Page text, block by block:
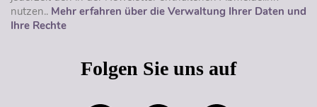
nutzen.. Mehr erfahren über die Verwaltung Ihrer Daten und
Ihre Rechte
Folgen Sie uns auf